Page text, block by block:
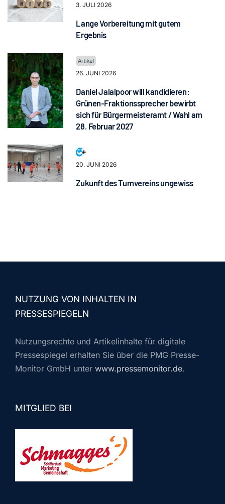
3. JULI 2026
Lange Vorbereitung mit gutem
Ergebnis
26. JUNI 2026
Daniel Jalalpoor will kandidieren:
Grünen-Fraktionssprecher bewirbt
sich für Bürgermeisteramt / Wahl am
28. Februar 2027
20. JUNI 2026
Zukunft des Turnvereins ungewiss
NUTZUNG VON INHALTEN IN
PRESSESPIEGELN
Nutzungsrechte und Artikelinhalte für digitale
Pressespiegel erhalten Sie über die PMG Presse-
Monitor GmbH unter www.pressemonitor.de.
MITGLIED BEI